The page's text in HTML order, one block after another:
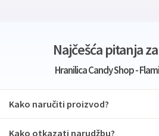
Najčešća pitanja
Hranilica Candy Shop -
Kako naručiti proizvod?
Kako otkazati narudžbu?